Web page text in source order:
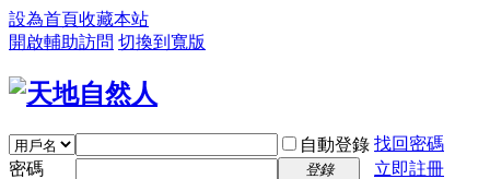
設為首頁收藏本站
開啟輔助訪問 切換到寬版
自動登錄 找回密碼
密碼
登錄
立即註冊